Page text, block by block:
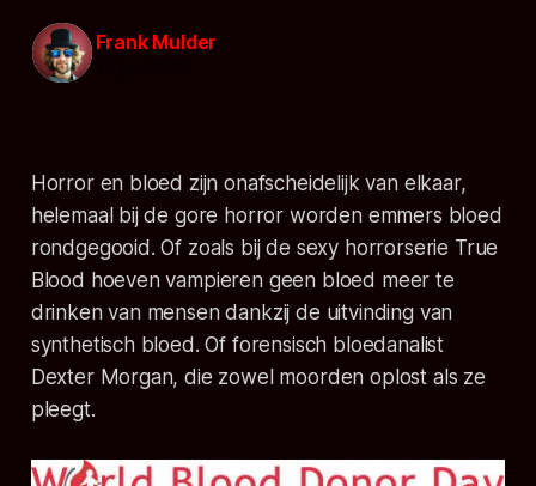
Frank Mulder
Horror en bloed zijn onafscheidelijk van elkaar,
helemaal bij de gore horror worden emmers bloed
rondgegooid. Of zoals bij de sexy horrorserie True
Blood hoeven vampieren geen bloed meer te
drinken van mensen dankzij de uitvinding van
synthetisch bloed. Of forensisch bloedanalist
Dexter Morgan, die zowel moorden oplost als ze
pleegt.